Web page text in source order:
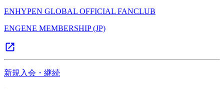
ENHYPEN GLOBAL OFFICIAL FANCLUB
ENGENE MEMBERSHIP (JP)
新規入会・継続